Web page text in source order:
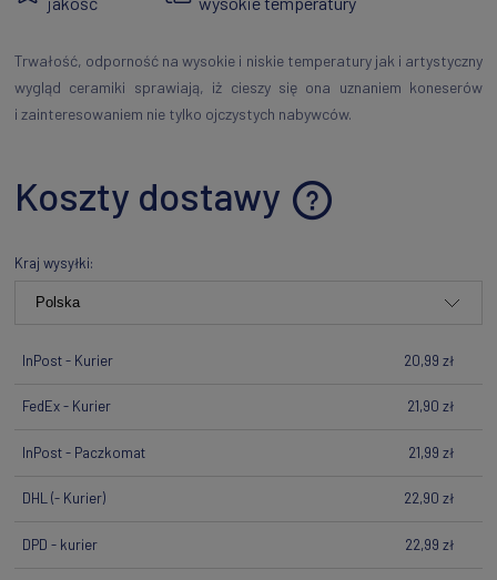
Trwałość, odporność na wysokie i niskie temperatury jak i artystyczny
wygląd ceramiki sprawiają, iż cieszy się ona uznaniem koneserów
i zainteresowaniem nie tylko ojczystych nabywców.
Koszty dostawy
Cena nie zawiera ewentualnych kosztów płatności
Kraj wysyłki:
InPost - Kurier 20,99 zł
FedEx - Kurier 21,90 zł
InPost - Paczkomat 21,99 zł
DHL(- Kurier) 22,90 zł
DPD - kurier 22,99 zł